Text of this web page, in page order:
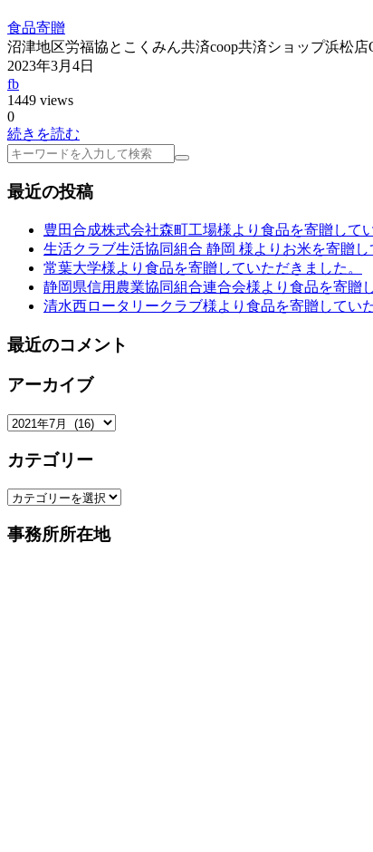
食品寄贈
沼津地区労福協とこくみん共済coop共済ショップ浜松
2023年3月4日
fb
1449 views
0
続きを読む
検
最近の投稿
豊田合成株式会社森町工場様より食品を寄贈して
生活クラブ生活協同組合 静岡 様よりお米を寄贈し
常葉大学様より食品を寄贈していただきました。
静岡県信用農業協同組合連合会様より食品を寄贈
清水西ロータリークラブ様より食品を寄贈してい
最近のコメント
アーカイブ
ア
カ
ブ
カテゴリー
カ
ゴ
事務所所在地